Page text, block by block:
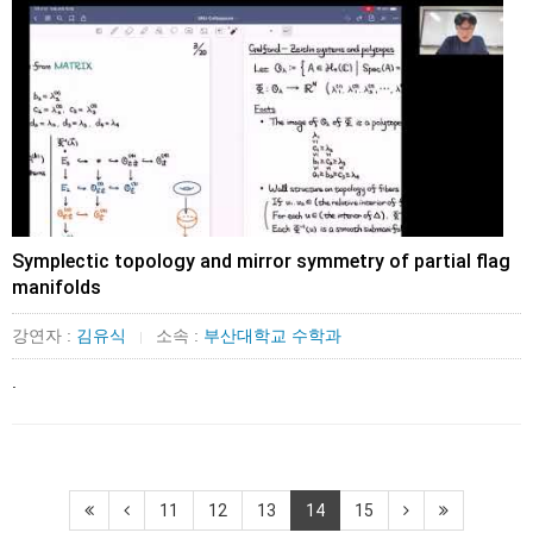
Symplectic topology and mirror symmetry of partial flag
manifolds
강연자 : 김유식 | 소속 : 부산대학교 수학과
11 12 13 14 15